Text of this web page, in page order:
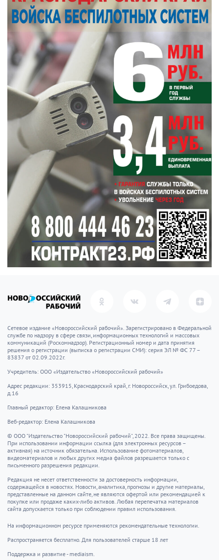
Сетевое издание «Новороссийский рабочий». Зарегистрировано в Федеральной
службе по надзору в сфере связи, информационных технологий и массовых
коммуникаций (Роскомнадзор). Регистрационный номер и дата принятия
решения о регистрации (выписка о регистрации СМИ): серия ЭЛ № ФС 77 –
83837 от 02.09.2022г.
Учредитель: ООО «Издательство «Новороссийский рабочий»
Адрес редакции: 353915, Краснодарский край, г. Новороссийск, ул. Грибоедова,
д.16
Главный редактор: Елена Калашникова
Веб-редактор: Елена Калашникова
© ООО "Издательство "Новороссийский рабочий", 2022. Все права защищены.
При использовании информации ссылка (для электронных ресурсов –
активная) на источник обязательна. Использование фотоматериалов,
видеоматериалов и любых других медиа файлов разрешается только с
письменного разрешения редакции.
Редакция не несет ответственности за достоверность информации,
содержащейся в новостях. Новости, аналитика, прогнозы и другие материалы,
представленные на данном сайте, не являются офертой или рекомендацией к
покупке или продаже каких-либо активов. Любая перепечатка материалов
сайта допускается только при соблюдении правил использования.
На информационном ресурсе применяются рекомендательные технологии.
Распространяется бесплатно. Для пользователей старше 18 лет
Поддержка и развитие - mediaism.